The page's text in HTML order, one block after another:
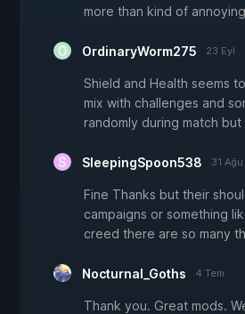
more than kind of
OrdinaryWorm275 23 Eyl
Shield and Health seems
mix with challenges and
randomly during match
SleepingSpoon538 31 Ağu
Fine Thanks but their
campaigns or something
creed there are so many
Nocturnal_Goths 4 Tem
Thank you. Great mods.